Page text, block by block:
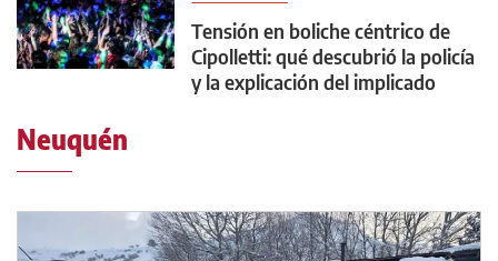
Tensión en boliche céntrico de
Cipolletti: qué descubrió la policía
y la explicación del implicado
Neuquén